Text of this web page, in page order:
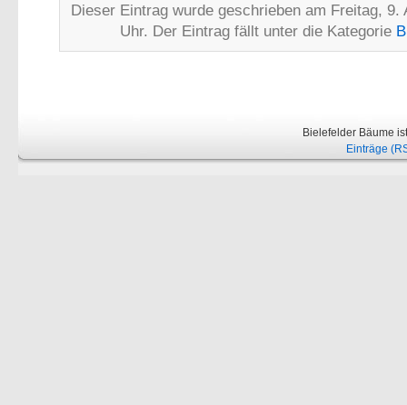
Dieser Eintrag wurde geschrieben am Freitag, 9.
Uhr. Der Eintrag fällt unter die Kategorie
Bielefelder Bäume
Einträge